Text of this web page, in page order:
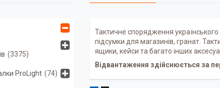
Тактичне спорядження українського
підсумки для магазинів, гранат.
ящики, кейси та багато інших
Відвантаження здійснюється за
3375
ProLight 74